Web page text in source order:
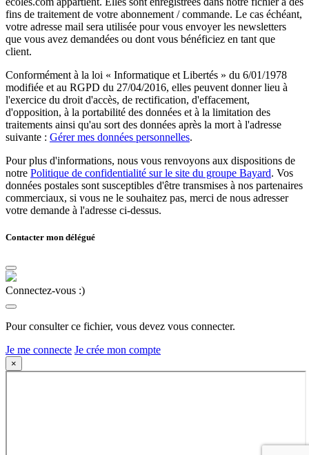
fins de traitement de votre abonnement / commande. Le cas échéant,
votre adresse mail sera utilisée pour vous envoyer les newsletters
que vous avez demandées ou dont vous bénéficiez en tant que
client.
Conformément à la loi « Informatique et Libertés » du 6/01/1978
modifiée et au RGPD du 27/04/2016, elles peuvent donner lieu à
l'exercice du droit d'accès, de rectification, d'effacement,
d'opposition, à la portabilité des données et à la limitation des
traitements ainsi qu'au sort des données après la mort à l'adresse
suivante : Gérer mes données personnelles.
Pour plus d'informations, nous vous renvoyons aux dispositions de
notre Politique de confidentialité sur le site du groupe Bayard. Vos
données postales sont susceptibles d'être transmises à nos partenaires
commerciaux, si vous ne le souhaitez pas, merci de nous adresser
votre demande à l'adresse ci-dessus.
Contacter mon délégué
Connectez-vous :)
Pour consulter ce fichier, vous devez vous connecter.
Je me connecte Je crée mon compte
×